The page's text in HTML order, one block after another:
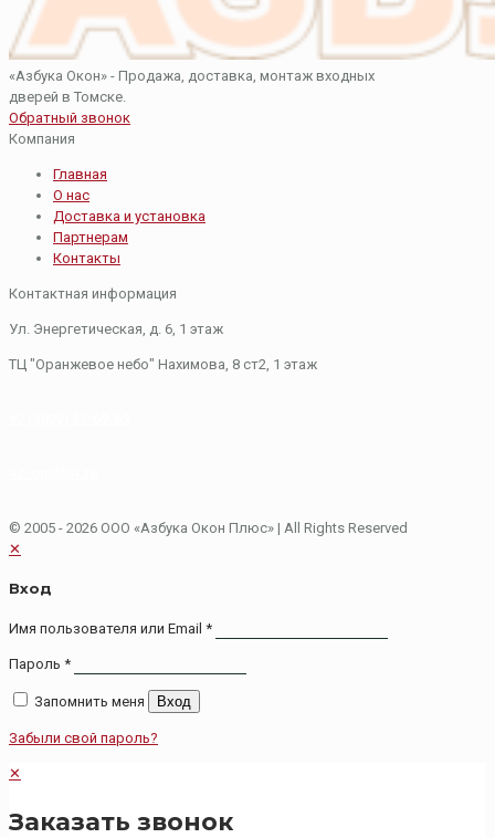
«Азбука Окон» - Продажа, доставка, монтаж входных
дверей в Томске.
Обратный звонок
Компания
Главная
О нас
Доставка и установка
Партнерам
Контакты
Контактная информация
Ул. Энергетическая, д. 6, 1 этаж
​ТЦ "Оранжевое небо"​ Нахимова, 8 ст2, ​1 этаж
© 2005 - 2026 ООО «Азбука Окон Плюс» | All Rights Reserved
✕
Вход
Имя пользователя или Email *
Пароль *
Запомнить меня Вход
Забыли свой пароль?
✕
Заказать звонок